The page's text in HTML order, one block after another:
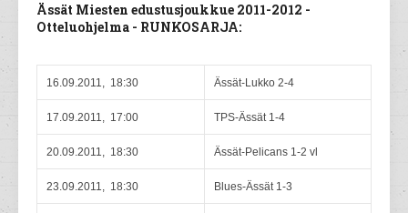
Ässät Miesten edustusjoukkue 2011-2012 -
Otteluohjelma - RUNKOSARJA:
16.09.2011, 18:30 Ässät-Lukko 2-4
17.09.2011, 17:00 TPS-Ässät 1-4
20.09.2011, 18:30 Ässät-Pelicans 1-2 vl
23.09.2011, 18:30 Blues-Ässät 1-3